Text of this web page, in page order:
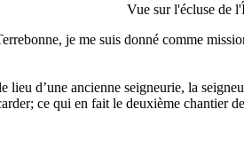
Vue sur l'écluse de
je me suis donné comme
d’une ancienne seigneurie, la
ce qui en fait le deuxième chantier